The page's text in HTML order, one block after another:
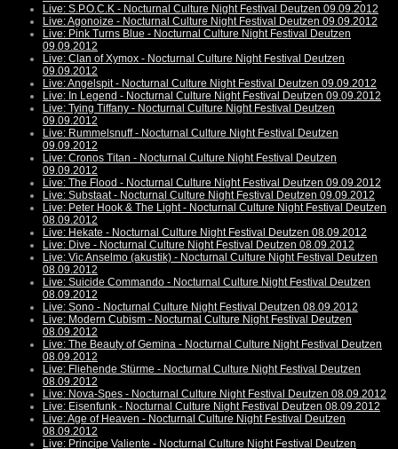
Live: S.P.O.C.K - Nocturnal Culture Night Festival Deutzen 09.09.2012
Live: Agonoize - Nocturnal Culture Night Festival Deutzen 09.09.2012
Live: Pink Turns Blue - Nocturnal Culture Night Festival Deutzen
09.09.2012
Live: Clan of Xymox - Nocturnal Culture Night Festival Deutzen
09.09.2012
Live: Angelspit - Nocturnal Culture Night Festival Deutzen 09.09.2012
Live: In Legend - Nocturnal Culture Night Festival Deutzen 09.09.2012
Live: Tying Tiffany - Nocturnal Culture Night Festival Deutzen
09.09.2012
Live: Rummelsnuff - Nocturnal Culture Night Festival Deutzen
09.09.2012
Live: Cronos Titan - Nocturnal Culture Night Festival Deutzen
09.09.2012
Live: The Flood - Nocturnal Culture Night Festival Deutzen 09.09.2012
Live: Substaat - Nocturnal Culture Night Festival Deutzen 09.09.2012
Live: Peter Hook & The Light - Nocturnal Culture Night Festival Deutzen
08.09.2012
Live: Hekate - Nocturnal Culture Night Festival Deutzen 08.09.2012
Live: Dive - Nocturnal Culture Night Festival Deutzen 08.09.2012
Live: Vic Anselmo (akustik) - Nocturnal Culture Night Festival Deutzen
08.09.2012
Live: Suicide Commando - Nocturnal Culture Night Festival Deutzen
08.09.2012
Live: Sono - Nocturnal Culture Night Festival Deutzen 08.09.2012
Live: Modern Cubism - Nocturnal Culture Night Festival Deutzen
08.09.2012
Live: The Beauty of Gemina - Nocturnal Culture Night Festival Deutzen
08.09.2012
Live: Fliehende Stürme - Nocturnal Culture Night Festival Deutzen
08.09.2012
Live: Nova-Spes - Nocturnal Culture Night Festival Deutzen 08.09.2012
Live: Eisenfunk - Nocturnal Culture Night Festival Deutzen 08.09.2012
Live: Age of Heaven - Nocturnal Culture Night Festival Deutzen
08.09.2012
Live: Principe Valiente - Nocturnal Culture Night Festival Deutzen